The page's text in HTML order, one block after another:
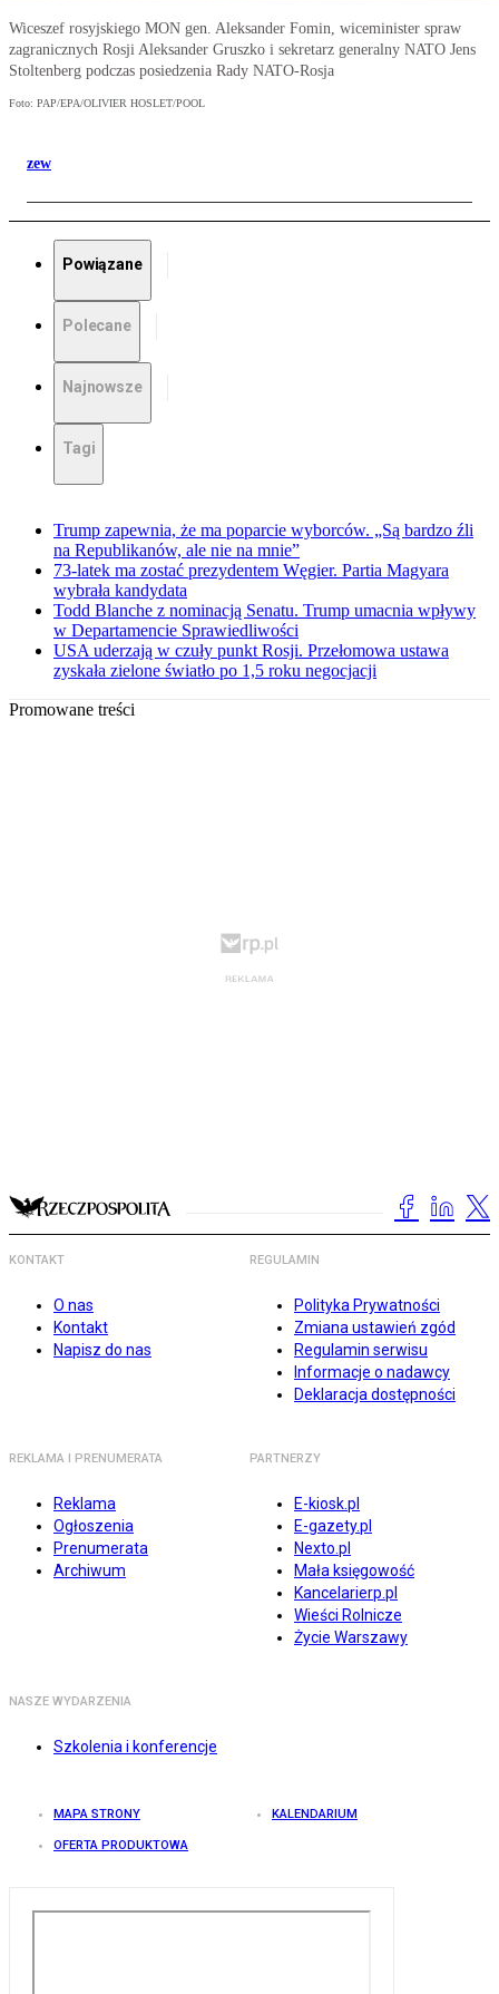
Wiceszef rosyjskiego MON gen. Aleksander Fomin, wiceminister spraw
zagranicznych Rosji Aleksander Gruszko i sekretarz generalny NATO Jens
Stoltenberg podczas posiedzenia Rady NATO-Rosja
Foto: PAP/EPA/OLIVIER HOSLET/POOL
zew
Powiązane
Polecane
Najnowsze
Tagi
Trump zapewnia, że ma poparcie wyborców. „Są bardzo źli
na Republikanów, ale nie na mnie”
73-latek ma zostać prezydentem Węgier. Partia Magyara
wybrała kandydata
Todd Blanche z nominacją Senatu. Trump umacnia wpływy
w Departamencie Sprawiedliwości
USA uderzają w czuły punkt Rosji. Przełomowa ustawa
zyskała zielone światło po 1,5 roku negocjacji
Promowane treści
KONTAKT
O nas
Kontakt
Napisz do nas
REGULAMIN
Polityka Prywatności
Zmiana ustawień zgód
Regulamin serwisu
Informacje o nadawcy
Deklaracja dostępności
REKLAMA I PRENUMERATA
Reklama
Ogłoszenia
Prenumerata
Archiwum
PARTNERZY
E-kiosk.pl
E-gazety.pl
Nexto.pl
Mała księgowość
Kancelarierp.pl
Wieści Rolnicze
Życie Warszawy
NASZE WYDARZENIA
Szkolenia i konferencje
MAPA STRONY KALENDARIUM
OFERTA PRODUKTOWA